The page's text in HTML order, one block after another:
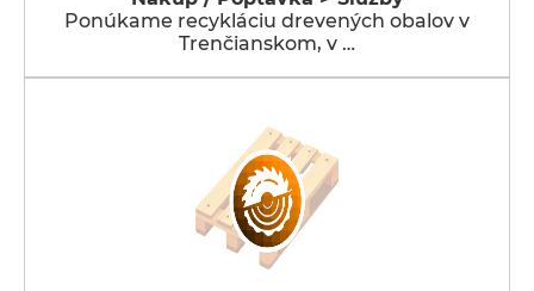
Ponúkame recykláciu drevených obalov v
Trenčianskom, v …